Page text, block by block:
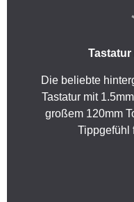
Die beliebte
Tastatur mit
großem 120mm
Tippgefühl